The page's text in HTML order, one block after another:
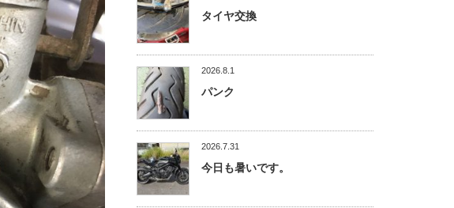
タイヤ交換
2026.8.1
パンク
2026.7.31
今日も暑いです。